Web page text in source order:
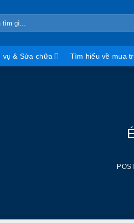
vụ & Sửa chữa Tìm hiểu về mua